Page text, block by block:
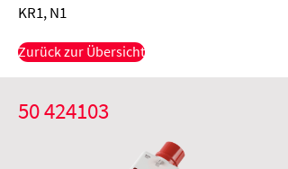
KR1, N1
Zurück zur Übersicht
50 424103